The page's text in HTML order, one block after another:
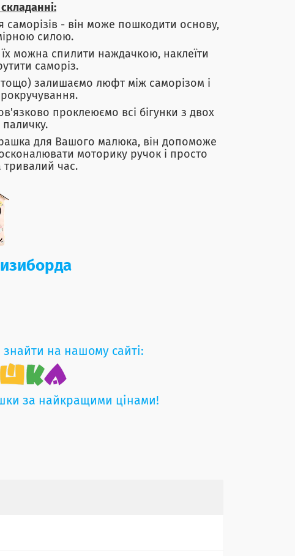
- він може пошкодити основу,
силою.
можна спилити наждачкою, наклеїти
саморіз.
тощо) залишаємо люфт між саморізом і
проклеюємо всі бігунки з двох
паличку.
для Вашого малюка, він допоможе
моторику ручок і просто
тривалий час.
знайти на нашому сайті:
за найкращими цінами!